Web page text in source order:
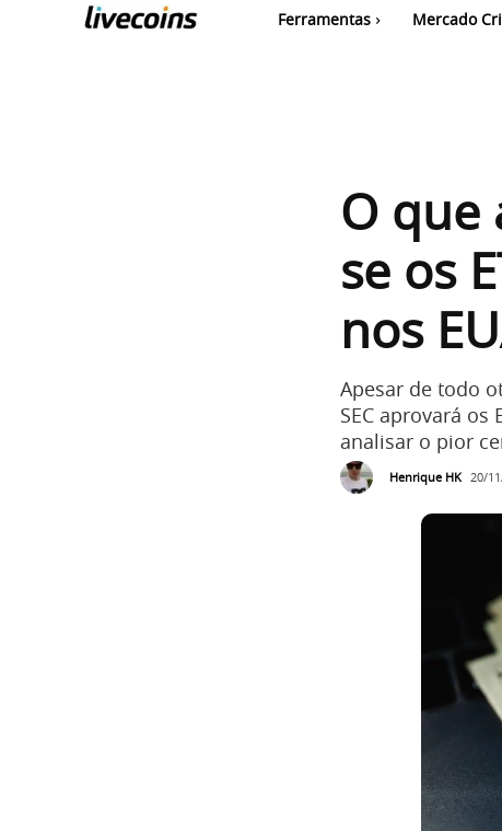
Ferramentas Mercado
O que
se os
nos
Apesar de todo
SEC aprovará os
analisar o pior
Henrique HK 20/